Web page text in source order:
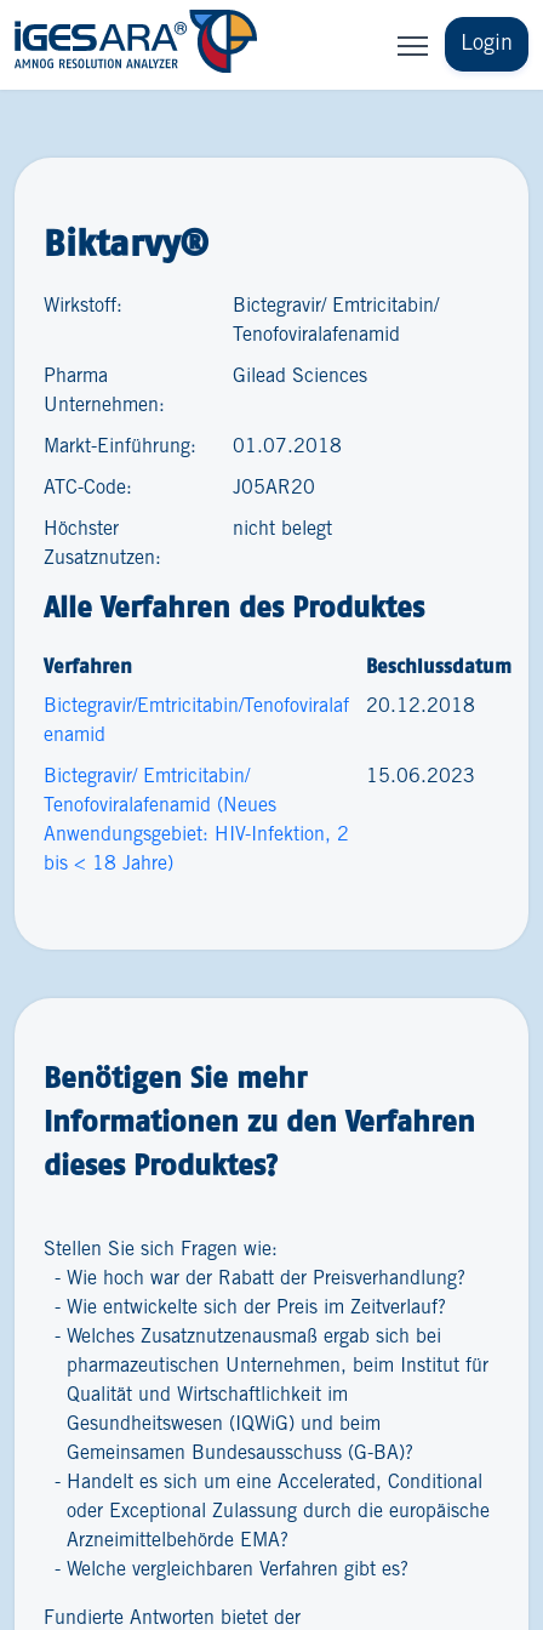
Login
Biktarvy®
Wirkstoff:
Bictegravir/ Emtricitabin/
Tenofoviralafenamid
Pharma
Unternehmen:
Gilead Sciences
Markt-Einführung: 01.07.2018
ATC-Code: J05AR20
Höchster
Zusatznutzen:
nicht belegt
Alle Verfahren des Produktes
Verfahren Beschlussdatum
Bictegravir/Emtricitabin/Tenofoviralaf
enamid
20.12.2018
Bictegravir/ Emtricitabin/
Tenofoviralafenamid (Neues
Anwendungsgebiet: HIV-Infektion, 2
bis < 18 Jahre)
15.06.2023
Benötigen Sie mehr
Informationen zu den Verfahren
dieses Produktes?
Stellen Sie sich Fragen wie:
Wie hoch war der Rabatt der Preisverhandlung?
Wie entwickelte sich der Preis im Zeitverlauf?
Welches Zusatznutzenausmaß ergab sich bei
pharmazeutischen Unternehmen, beim Institut für
Qualität und Wirtschaftlichkeit im
Gesundheitswesen (IQWiG) und beim
Gemeinsamen Bundesausschuss (G-BA)?
Handelt es sich um eine Accelerated, Conditional
oder Exceptional Zulassung durch die europäische
Arzneimittelbehörde EMA?
Welche vergleichbaren Verfahren gibt es?
Fundierte Antworten bietet der